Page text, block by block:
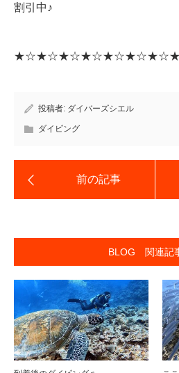
割引中♪
投稿者: ダイバーズシエル
ダイビング
BLOG 関連記